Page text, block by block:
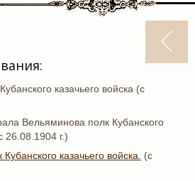
казачьего войска (с
Вельяминова полк Кубанского
26.08.1904 г.)
казачьего войска.
(с